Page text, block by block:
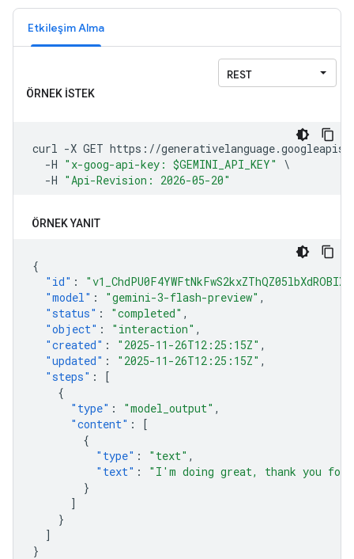
Etkileşim Alma
ÖRNEK YANIT
{
"id" :
"model" : "gemini-3-flash-preview" ,
"status" : "completed" ,
"object" : "interaction" ,
"created" : "2025-11-26T12:25:15Z" ,
"updated" : "2025-11-26T12:25:15Z" ,
"steps" :
[
{
"type" : "model_output" ,
"content" :
[
{
"type" : "text" ,
"text" :
"I'm doing great, thank you for
}
]
}
]
}